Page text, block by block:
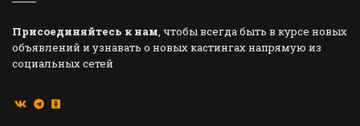
Присоединяйтесь к нам, чтобы всегда быть в курсе новых
объявлений и узнавать о новых кастингах напрямую из
социальных сетей